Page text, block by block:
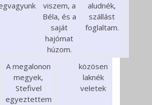
viszem, a
Béla, és a
saját
hajómat
húzom.
aludnék,
szállást
foglaltam.
A megalonon
megyek,
Stefivel
egyeztettem
közösen
laknék
veletek